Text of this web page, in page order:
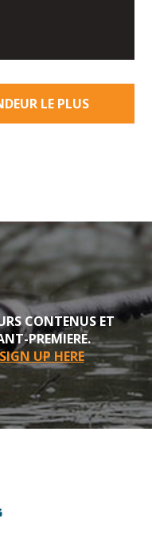
LE PLUS
CONTENUS ET
PREMIERE.
UP HERE